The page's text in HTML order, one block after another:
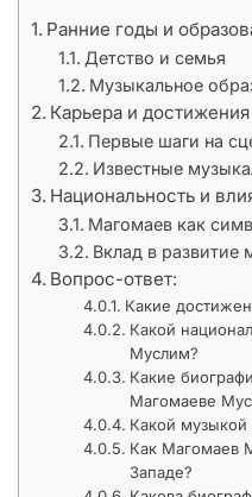
Ранние годы и
Детство и семья
Музыкальное
Карьера и достижения
Первые шаги на
Известные
Национальность и
Магомаев как
Вклад в развитие
Вопрос-ответ:
Какие
Какой
Муслим?
Какие
Магомаеве
Какой
Как Магомаев
Западе?